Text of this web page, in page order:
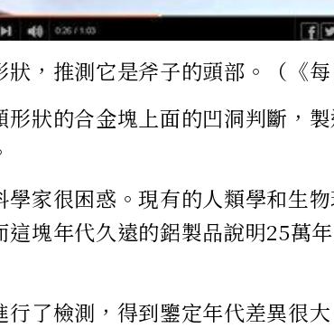
，推測它是斧子的頭部。（《每
形狀的合金塊上面的凹洞判斷，
學家很困惑。現有的人類學和生
這塊年代久遠的鋁製品說明25萬
行了檢測，得到鑒定年代差異很